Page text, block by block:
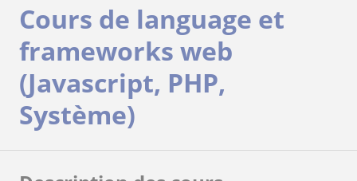
Cours de language et
frameworks web
(Javascript, PHP,
Système)